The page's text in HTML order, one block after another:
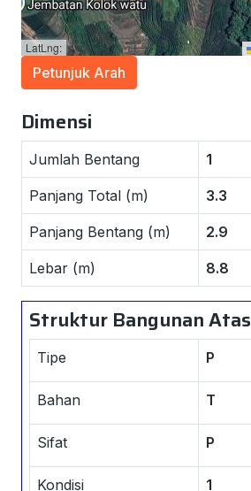
LatLng:
Petunjuk Arah
Dimensi
Jumlah Bentang 1
Panjang Total (m) 3.3
Panjang Bentang (m) 2.9
Lebar (m) 8.8
Struktur Bangunan Atas
Tipe P
Bahan T
Sifat P
Kondisi 1